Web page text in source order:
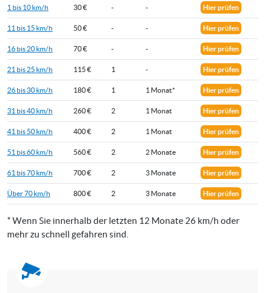
1 bis 10 km/h 30 € - - Hier prüfen
11 bis 15 km/h 50 € - - Hier prüfen
16 bis 20 km/h 70 € - - Hier prüfen
21 bis 25 km/h 115 € 1 - Hier prüfen
26 bis 30 km/h 180 € 1 1 Monat* Hier prüfen
31 bis 40 km/h 260 € 2 1 Monat Hier prüfen
41 bis 50 km/h 400 € 2 1 Monat Hier prüfen
51 bis 60 km/h 560 € 2 2 Monate Hier prüfen
61 bis 70 km/h 700 € 2 3 Monate Hier prüfen
Über 70 km/h 800 € 2 3 Monate Hier prüfen
* Wenn Sie innerhalb der letzten 12 Monate 26 km/h oder
mehr zu schnell gefahren sind.